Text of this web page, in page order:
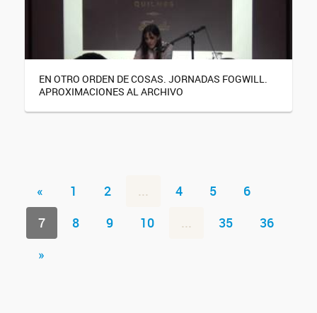
EN OTRO ORDEN DE COSAS. JORNADAS FOGWILL.
APROXIMACIONES AL ARCHIVO
« 1 2 ... 4 5
6
7
8 9 10 ... 35
36
»